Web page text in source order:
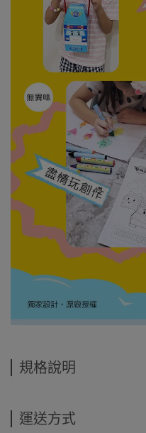
規格說明
運送方式